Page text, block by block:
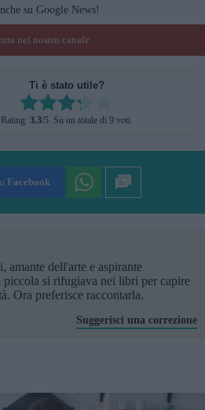
su Google News!
nel nostro canale
Ti è stato utile?
Rate this item:
SUBMIT RATING
Rating: 3.3/5. Su un totale di 9 voti.
Facebook
amante dell'arte e aspirante
piccola si rifugiava nei libri per capire
Ora preferisce raccontarla.
Suggerisci una correzione